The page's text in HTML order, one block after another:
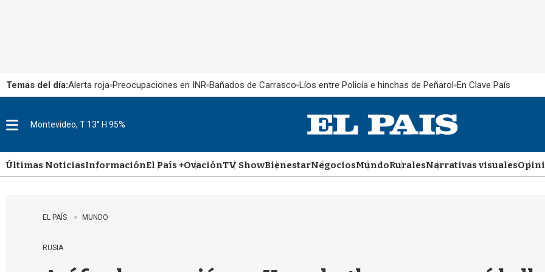
Temas del día:Alerta roja Preocupaciones en INR Bañados de Carrasco Líos entre Policía e hinchas de Peñarol En Clave País
u
Montevideo, T 13° H 95%
Últimas NoticiasInformaciónEl País +OvaciónTV ShowBienestarNegociosMundoRuralesNarrativas visuales
EL PAÍS MUNDO
RUSIA